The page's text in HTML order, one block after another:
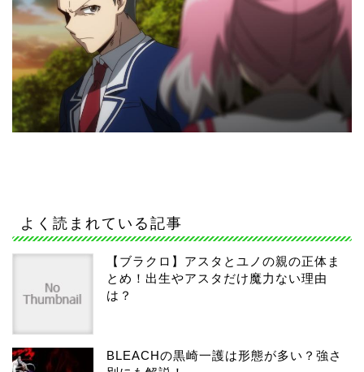
よく読まれている記事
【ブラクロ】アスタとユノの親の正体ま
とめ！出生やアスタだけ魔力ない理由
は？
BLEACHの黒崎一護は形態が多い？強さ